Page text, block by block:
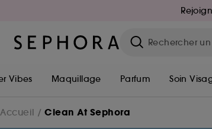
Vibes Maquillage Parfum Soin
Accueil Clean At Sephora